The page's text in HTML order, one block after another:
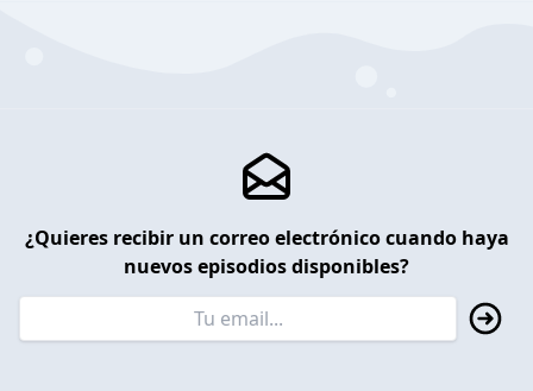
¿Quieres recibir un correo electrónico cuando haya
nuevos episodios disponibles?